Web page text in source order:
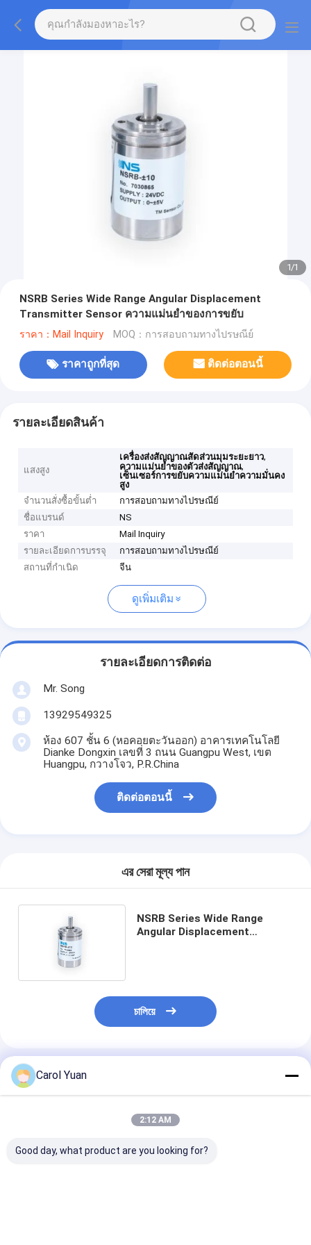
1/1
NSRB Series Wide Range Angular Displacement
Transmitter Sensor ความแม่นยําของการขยับ
ราคา：Mail Inquiry MOQ：การสอบถามทางไปรษณีย์
ราคาถูกที่สุด ติดต่อตอนนี้
รายละเอียดสินค้า
แสงสูง
เครื่องส่งสัญญาณสัดส่วนมุมระยะยาว,
ความแม่นยําของตัวส่งสัญญาณ,
เซ็นเซอร์การขยับความแม่นยําความมั่นคง
สูง
จำนวนสั่งซื้อขั้นต่ำ
การสอบถามทางไปรษณีย์
ชื่อแบรนด์
NS
ราคา
Mail Inquiry
รายละเอียดการบรรจุ
การสอบถามทางไปรษณีย์
สถานที่กำเนิด
จีน
ดูเพิ่มเติม
รายละเอียดการติดต่อ
Mr. Song
13929549325
ห้อง 607 ชั้น 6 (หอคอยตะวันออก) อาคารเทคโนโลยี
Dianke Dongxin เลขที่ 3 ถนน Guangpu West, เขต
Huangpu, กวางโจว, P.R.China
ติดต่อตอนนี้
এর সেরা মূল্য পান
NSRB Series Wide Range
Angular Displacement
চালিয়ে
แนะนำผลิตภัณฑ์
Carol Yuan
2:12 AM
Good day, what product are you looking for?